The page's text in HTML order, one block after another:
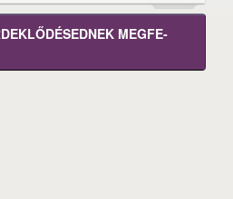
MEGFE­